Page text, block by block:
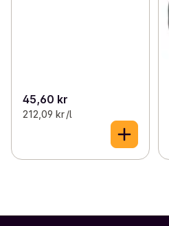
45,60 kr
212,09 kr /l